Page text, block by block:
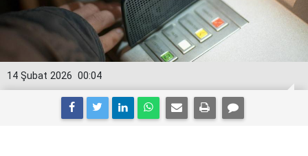
00:04
14 Şubat 2026